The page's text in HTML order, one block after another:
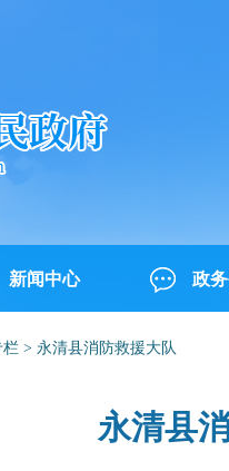
新闻中心 政
栏 > 永清县消防救援大队
永清县